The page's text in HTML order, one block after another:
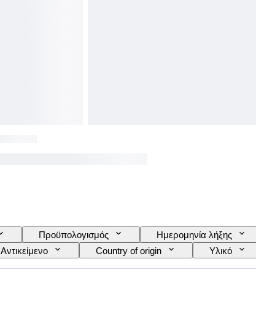
Προϋπολογισμός Ημερομηνία λήξης
Αντικείμενο Country of origin Υλικό
Έκδοση Γλώσσα Χρώμα